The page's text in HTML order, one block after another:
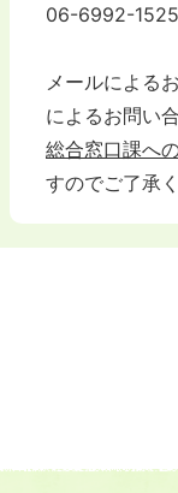
06-6992-1525
メールによる
によるお問い
総合窓口課へ
すのでご了承